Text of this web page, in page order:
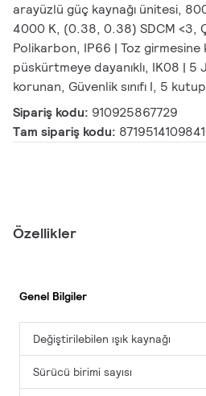
arayüzlü güç kaynağı ünitesi,
4000 K, (0.38, 0.38) SDCM <3,
Polikarbon, IP66 | Toz girmesine
püskürtmeye dayanıklı, IK08 | 5
korunan, Güvenlik sınıfı I, 5
Sipariş kodu: 910925867729
Tam sipariş kodu:
Özellikler
Genel Bilgiler
Değiştirilebilen ışık kaynağı
Sürücü birimi sayısı